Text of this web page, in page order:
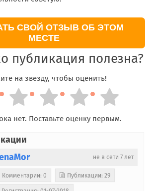
СВОЙ ОТЗЫВ ОБ ЭТОМ
МЕСТЕ
публикация полезна?
на звезду, чтобы оценить!
нет. Поставьте оценку первым.
не в сети 7 лет
Комментарии: 0 Публикации: 29